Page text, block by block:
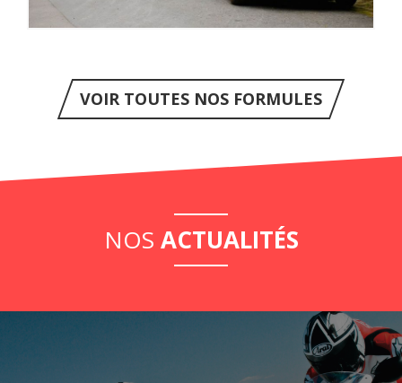
VOIR TOUTES NOS FORMULES
NOS ACTUALITÉS